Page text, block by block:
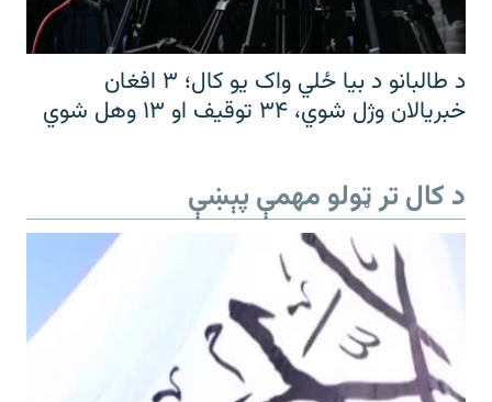
د طالبانو د بیا ځلي واک یو کال؛ ۳ افغان
خبریالان وژل شوي، ۳۴ توقیف او ۱۳ وهل شوي
د کال تر ټولو مهمې پېښې